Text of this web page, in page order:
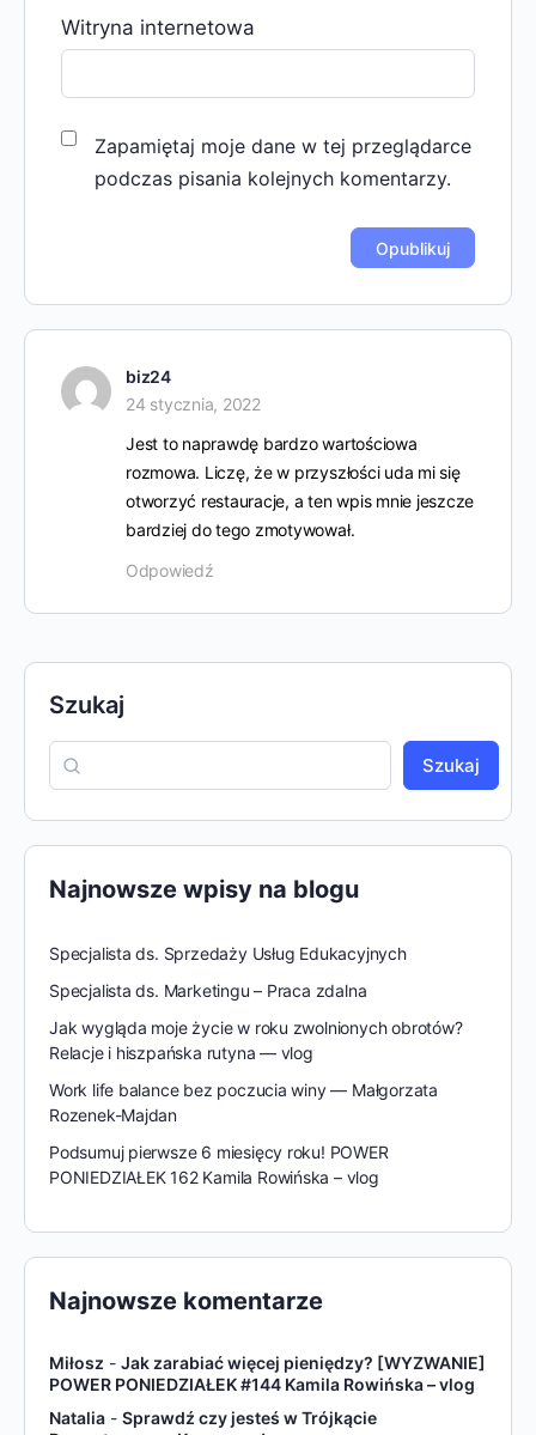
Witryna internetowa
Zapamiętaj moje dane w tej przeglądarce
podczas pisania kolejnych komentarzy.
biz24
24 stycznia, 2022
Jest to naprawdę bardzo wartościowa
rozmowa. Liczę, że w przyszłości uda mi się
otworzyć restauracje, a ten wpis mnie jeszcze
bardziej do tego zmotywował.
Odpowiedź
Szukaj
Szukaj
Najnowsze wpisy na blogu
Specjalista ds. Sprzedaży Usług Edukacyjnych
Specjalista ds. Marketingu – Praca zdalna
Jak wygląda moje życie w roku zwolnionych obrotów?
Relacje i hiszpańska rutyna — vlog
Work life balance bez poczucia winy — Małgorzata
Rozenek-Majdan
Podsumuj pierwsze 6 miesięcy roku! POWER
PONIEDZIAŁEK 162 Kamila Rowińska – vlog
Najnowsze komentarze
Miłosz - Jak zarabiać więcej pieniędzy? [WYZWANIE]
POWER PONIEDZIAŁEK #144 Kamila Rowińska – vlog
Natalia - Sprawdź czy jesteś w Trójkącie